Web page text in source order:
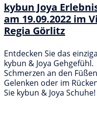
kybun Joya
am 19.09.2022 im
Regia Görlitz
Entdecken Sie das
kybun & Joya Gehgefühl.
Schmerzen an den
Gelenken oder im
Sie kybun & Joya